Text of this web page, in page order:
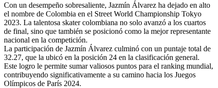
Con un desempeño sobresaliente, Jazmín Álvarez ha dejado en alto
el nombre de Colombia en el Street World Championship Tokyo
2023. La talentosa skater colombiana no solo avanzó a los cuartos
de final, sino que también se posicionó como la mejor representante
nacional en la competición.
La participación de Jazmín Álvarez culminó con un puntaje total de
32.27, que la ubicó en la posición 24 en la clasificación general.
Este logro le permite sumar valiosos puntos para el ranking mundial,
contribuyendo significativamente a su camino hacia los Juegos
Olímpicos de París 2024.